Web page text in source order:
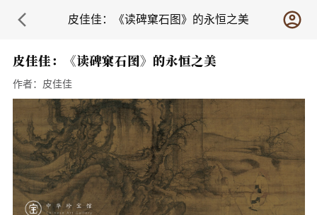
皮佳佳：《读碑窠石图》的永恒之美
皮佳佳：《读碑窠石图》的永恒之美
作者： 皮佳佳